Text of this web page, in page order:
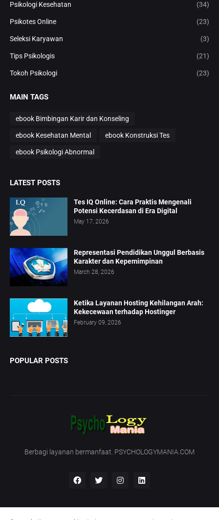
Psikologi Kesehatan (34)
Psikotes Online (23)
Seleksi Karyawan (3)
Tips Psikologis (21)
Tokoh Psikologi (23)
MAIN TAGS
ebook Bimbingan Karir dan Konseling
ebook Kesehatan Mental ebook Konstruksi Tes
ebook Psikologi Abnormal
LATEST POSTS
Tes IQ Online: Cara Praktis Mengenali
Potensi Kecerdasan di Era Digital
May 17, 2026
Representasi Pendidikan Unggul Berbasis
Karakter dan Kepemimpinan
March 28, 2026
Ketika Layanan Hosting Kehilangan Arah:
Kekecewaan terhadap Hostinger
February 09, 2026
POPULAR POSTS
Berbagi layanan bermanfaat. PSYCHOLOGYMANIA.COM